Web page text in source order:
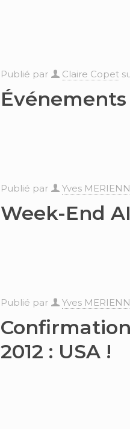
Publié par Claire Copet
Publié par Yves
Week-End
Publié par Yves
2012 : USA !